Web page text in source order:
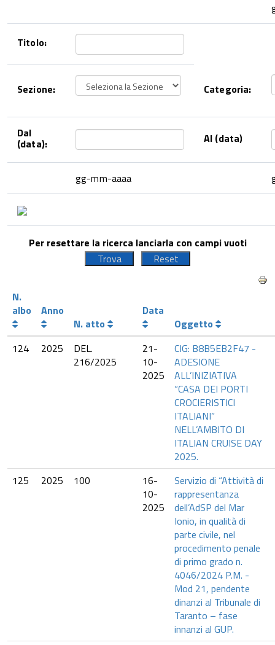
Titolo:
Sezione: Categoria:
Dal
(data): Al (data)
gg-mm-aaaa
Per resettare la ricerca lanciarla con campi vuoti
N.
albo
Anno
N. atto
Data
Oggetto
124
2025
DEL.
216/2025
21-
10-
2025
CIG: B8B5EB2F47 -
ADESIONE
ALL’INIZIATIVA
“CASA DEI PORTI
CROCIERISTICI
ITALIANI”
NELL’AMBITO DI
ITALIAN CRUISE DAY
2025.
125
2025 100
16-
10-
2025
Servizio di “Attività di
rappresentanza
dell’AdSP del Mar
Ionio, in qualità di
parte civile, nel
procedimento penale
di primo grado n.
4046/2024 P.M. -
Mod 21, pendente
dinanzi al Tribunale di
Taranto – fase
innanzi al GUP.